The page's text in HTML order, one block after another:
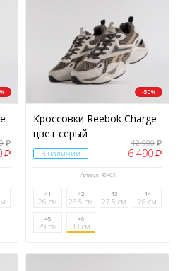
₽
₽
-50%
Кроссовки Reebok Charge
цвет серый
В наличии
12 990₽
6 490₽
Артикул: 46403
41
26 см.
42
26.5 см.
43
27.5 см.
44
28 см.
45
29 см.
46
30 см.